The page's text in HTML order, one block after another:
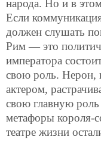
народа. Но и в
Если
должен слушать
Рим — это
императора
свою роль. Нерон,
актером,
свою главную
метафоры короля-
театре жизни